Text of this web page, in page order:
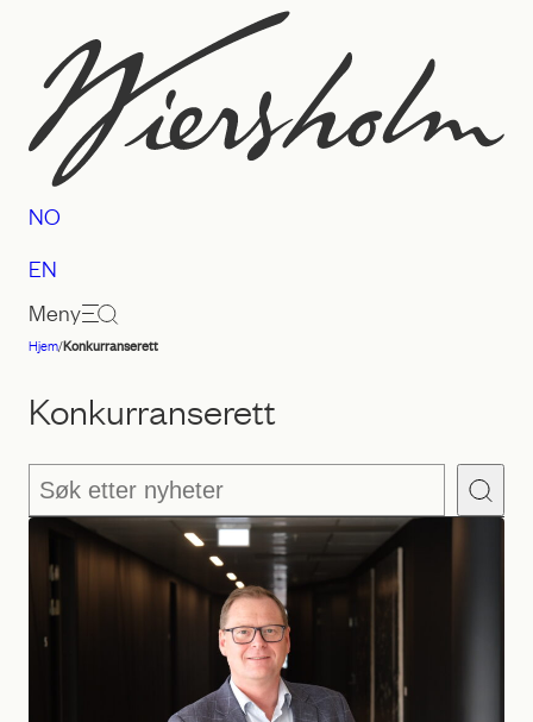
innhold
Advokatfirmaet
Wiersholm
NO
EN
Meny
Hjem/Konkurranserett
Konkurranserett
Søk